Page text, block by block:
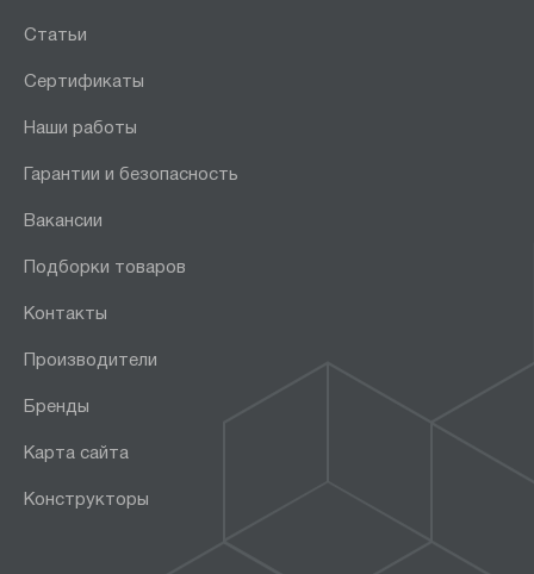
Статьи
Сертификаты
Наши работы
Гарантии и безопасность
Вакансии
Подборки товаров
Контакты
Производители
Бренды
Карта сайта
Конструкторы